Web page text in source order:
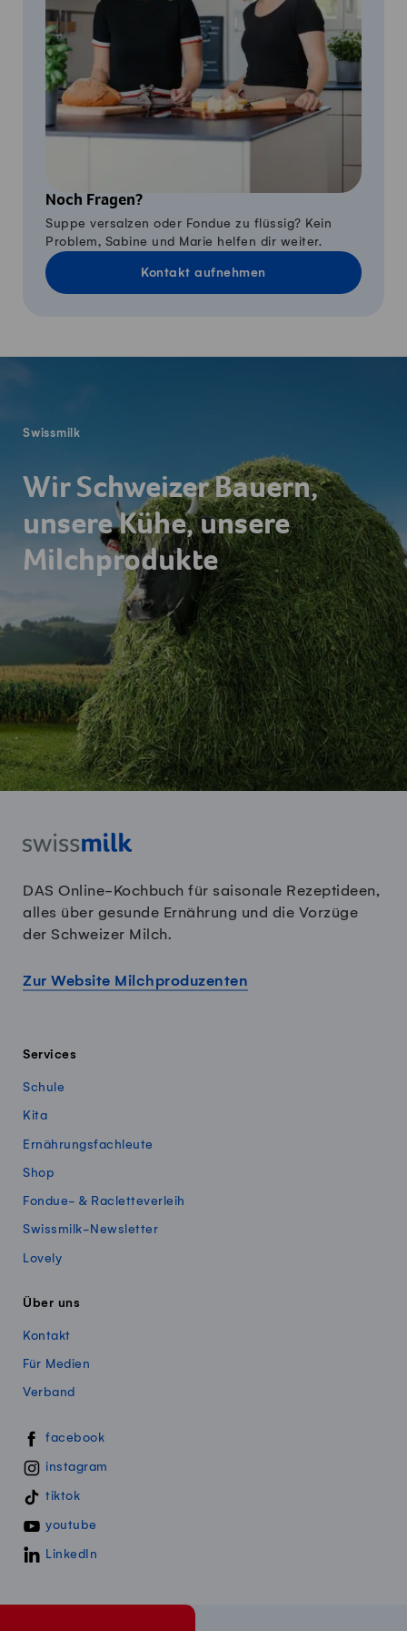
Noch Fragen?
Suppe versalzen oder Fondue zu flüssig? Kein
Problem, Sabine und Marie helfen dir weiter.
Kontakt aufnehmen
Swissmilk
Wir Schweizer Bauern,
unsere Kühe, unsere
Milchprodukte
DAS Online-Kochbuch für saisonale Rezeptideen,
alles über gesunde Ernährung und die Vorzüge
der Schweizer Milch.
Zur Website Milchproduzenten
Services
Schule
Kita
Ernährungsfachleute
Shop
Fondue- & Racletteverleih
Swissmilk-Newsletter
Lovely
Über uns
Kontakt
Für Medien
Verband
Swissmillk auf Social Media
facebook
instagram
tiktok
youtube
LinkedIn